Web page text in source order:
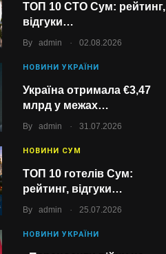
ТОП 10 СТО Сум: рейтинг,
відгуки…
By admin . 02.08.2026
НОВИНИ УКРАЇНИ
Україна отримала €3,47
млрд у межах…
By admin . 31.07.2026
НОВИНИ СУМ
ТОП 10 готелів Сум:
рейтинг, відгуки…
By admin . 25.07.2026
НОВИНИ УКРАЇНИ